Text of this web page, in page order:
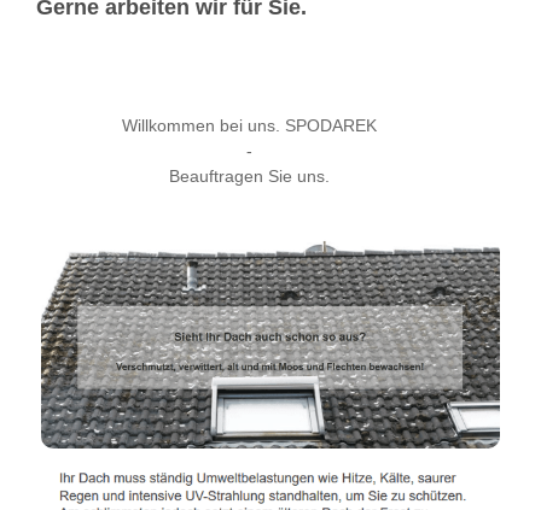
Gerne arbeiten wir für Sie.
Willkommen bei uns. SPODAREK
-
Beauftragen Sie uns.